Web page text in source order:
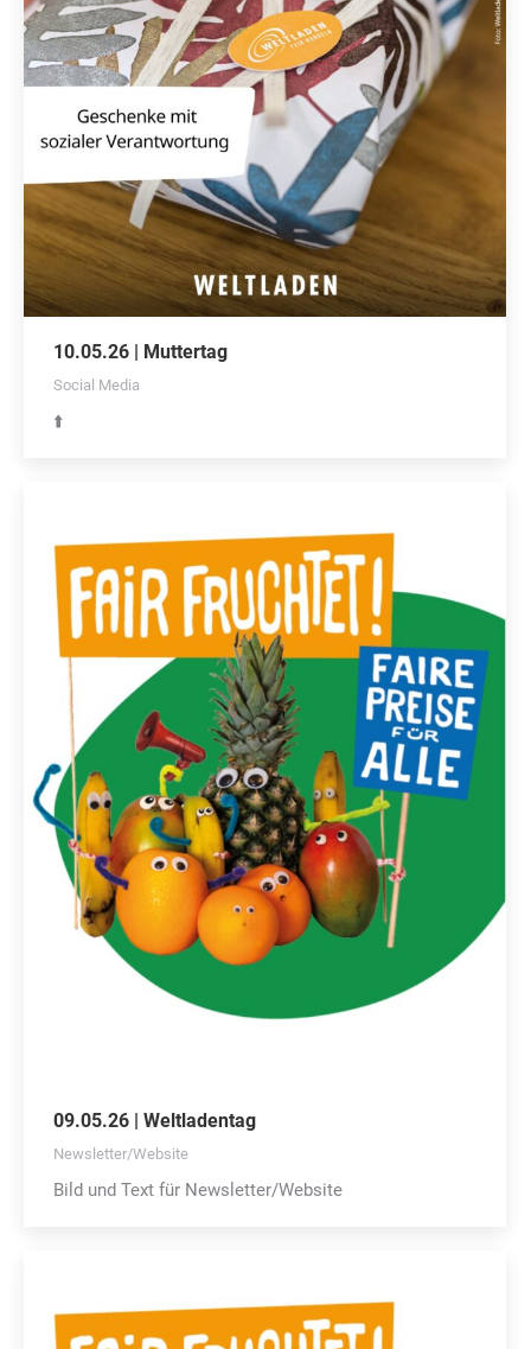
10.05.26 | Muttertag
Social Media
⬆️
09.05.26 | Weltladentag
Newsletter/Website
Bild und Text für Newsletter/Website